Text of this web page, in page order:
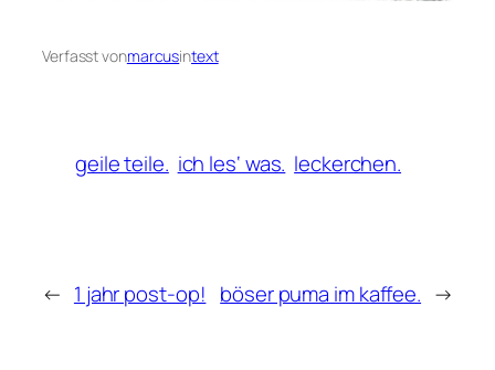
Verfasst vonmarcusintext
geile teile. ich les‘ was. leckerchen.
← 1 jahr post-op! böser puma im kaffee. →